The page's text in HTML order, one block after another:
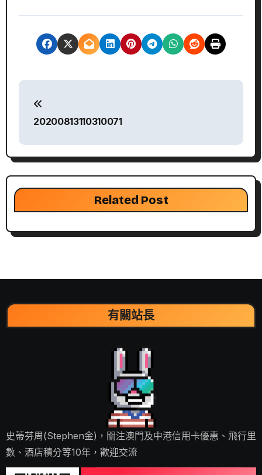
文
章
導
覽
20200813110310071
Related Post
有關站長
史蒂芬周(Stephen金)，關注澳門及中港信用卡優惠、飛行里
數、酒店積分等10年，歡迎交流